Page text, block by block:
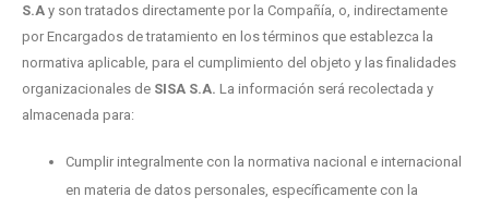
S.A y son tratados directamente por la Compañía, o, indirectamente
por Encargados de tratamiento en los términos que establezca la
normativa aplicable, para el cumplimiento del objeto y las finalidades
organizacionales de SISA S.A. La información será recolectada y
almacenada para:
Cumplir integralmente con la normativa nacional e internacional
en materia de datos personales, específicamente con la